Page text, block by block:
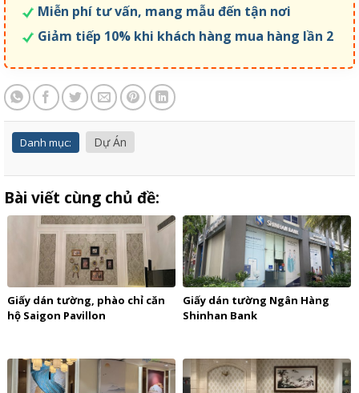
Miễn phí tư vấn, mang mẫu đến tận nơi
Giảm tiếp 10% khi khách hàng mua hàng lần 2
Danh mục: Dự Án
Bài viết cùng chủ đề:
Giấy dán tường, phào chỉ căn
hộ Saigon Pavillon
Giấy dán tường Ngân Hàng
Shinhan Bank